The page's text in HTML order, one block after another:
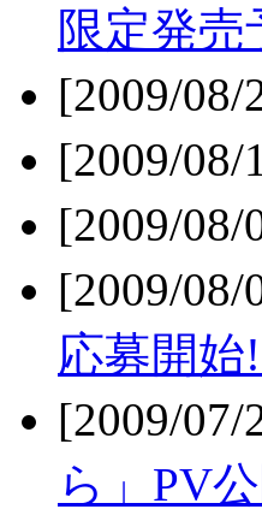
限定発
[2009/
[2009/
[2009/
[2009/
応募開始
[2009/
ら」PV